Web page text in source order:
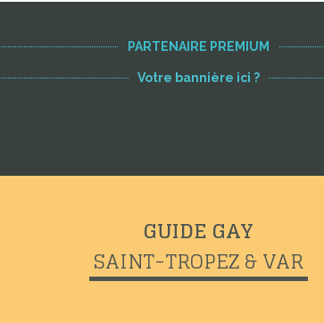
PARTENAIRE PREMIUM
Votre bannière ici ?
GUIDE GAY
SAINT-TROPEZ & VAR